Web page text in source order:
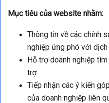
Mục tiêu của website nhằm:
Thông tin về các chính
nghiệp ứng phó với
Hỗ trợ doanh nghiệp
trợ
Tiếp nhận các ý kiến
của doanh nghiệp liên